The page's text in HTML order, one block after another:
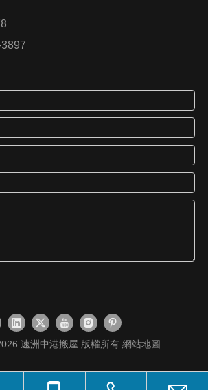
速洲中港搬屋 版權所有 網站地圖